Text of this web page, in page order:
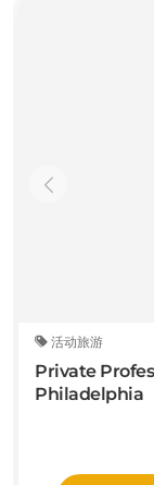
活动旅游
Private
Philadelphia